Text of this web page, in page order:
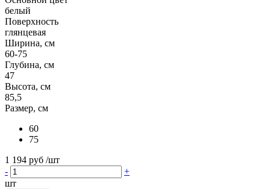
белый
Поверхность
глянцевая
Ширина, см
60-75
Глубина, см
47
Высота, см
85,5
Размер, см
60
75
1 194 руб /шт
-
+
шт